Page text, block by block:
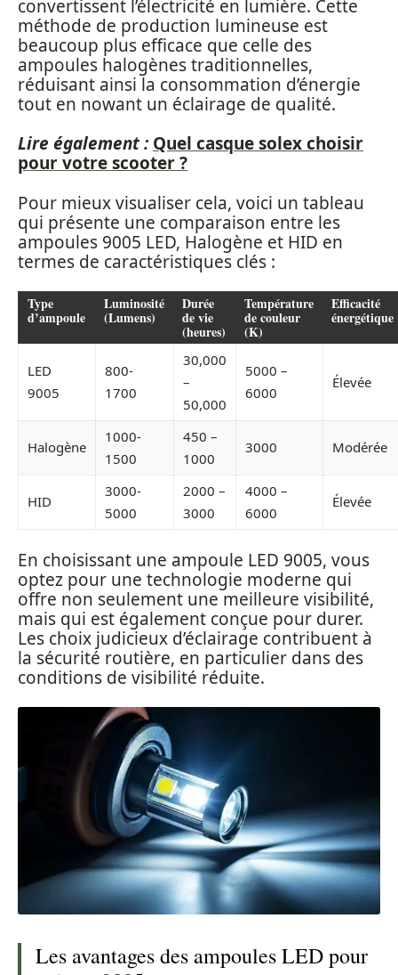
convertissent l’électricité en lumière. Cette
méthode de production lumineuse est
beaucoup plus efficace que celle des
ampoules halogènes traditionnelles,
réduisant ainsi la consommation d’énergie
tout en nowant un éclairage de qualité.
Lire également : Quel casque solex choisir
pour votre scooter ?
Pour mieux visualiser cela, voici un tableau
qui présente une comparaison entre les
ampoules 9005 LED, Halogène et HID en
termes de caractéristiques clés :
Type
d’ampoule
Luminosité
(Lumens)
Durée
de vie
(heures)
Température
de couleur
(K)
Efficacité
énergétique
LED
9005
800-
1700
30,000
–
50,000
5000 –
6000
Élevée
Halogène
1000-
1500
450 –
1000
3000 Modérée
HID
3000-
5000
2000 –
3000
4000 –
6000
Élevée
En choisissant une ampoule LED 9005, vous
optez pour une technologie moderne qui
offre non seulement une meilleure visibilité,
mais qui est également conçue pour durer.
Les choix judicieux d’éclairage contribuent à
la sécurité routière, en particulier dans des
conditions de visibilité réduite.
Les avantages des ampoules LED pour